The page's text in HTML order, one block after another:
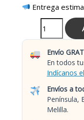
Entrega
Envío
En todos
Indícanos
Envíos a
Península,
Melilla.